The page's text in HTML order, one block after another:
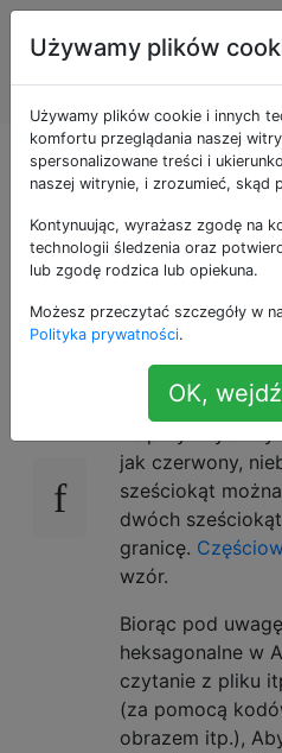
puzzli i
Golf
Jak
w systemie
Sześciokątne
płaszczyzny są
jak czerwony,
sześciokąt
dwóch
granicę.
wzór.
Biorąc pod
heksagonalne w
czytanie z pliku
(za pomocą
obrazem itp.),
Używamy plików
Używamy plików cookie i innych
komfortu przeglądania naszej
spersonalizowane treści i
naszej witrynie, i zrozumieć, skąd
Kontynuując, wyrażasz zgodę na
technologii śledzenia oraz
lub zgodę rodzica lub opiekuna.
Możesz przeczytać szczegóły w
Polityka prywatności.
OK,